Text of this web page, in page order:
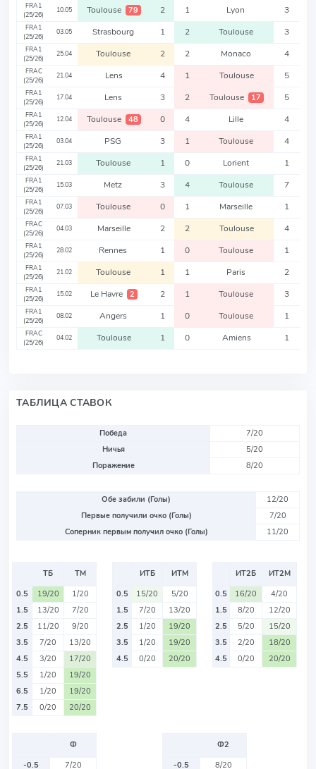
FRA1
(25/26)
10.05 Toulouse 79 2 1 Lyon 3
FRA1
(25/26)
03.05 Strasbourg 1 2 Toulouse 3
FRA1
(25/26)
25.04 Toulouse 2 2 Monaco 4
FRAC
(25/26)
21.04 Lens 4 1 Toulouse 5
FRA1
(25/26)
17.04 Lens 3 2 Toulouse 17 5
FRA1
(25/26)
12.04 Toulouse 48 0 4 Lille 4
FRA1
(25/26)
03.04 PSG 3 1 Toulouse 4
FRA1
(25/26)
21.03 Toulouse 1 0 Lorient 1
FRA1
(25/26)
15.03 Metz 3 4 Toulouse 7
FRA1
(25/26)
07.03 Toulouse 0 1 Marseille 1
FRAC
(25/26)
04.03 Marseille 2 2 Toulouse 4
FRA1
(25/26)
28.02 Rennes 1 0 Toulouse 1
FRA1
(25/26)
21.02 Toulouse 1 1 Paris 2
FRA1
(25/26)
15.02 Le Havre 2 2 1 Toulouse 3
FRA1
(25/26)
08.02 Angers 1 0 Toulouse 1
FRAC
(25/26)
04.02 Toulouse 1 0 Amiens 1
ТАБЛИЦА СТАВОК
Победа
7/20
Ничья
5/20
Поражение
8/20
Обе забили (Голы)
12/20
Первые получили очко (Голы)
7/20
Соперник первым получил очко (Голы)
11/20
ТБ
ТМ
0.5
19/20
1/20
1.5
13/20
7/20
2.5
11/20
9/20
3.5
7/20
13/20
4.5
3/20
17/20
5.5
1/20
19/20
6.5
1/20
19/20
7.5
0/20 20/20
ИТБ
ИТМ
0.5
15/20
5/20
1.5
7/20
13/20
2.5
1/20
19/20
3.5
1/20
19/20
4.5
0/20 20/20
ИТ2Б
ИТ2М
0.5
16/20
4/20
1.5
8/20
12/20
2.5
5/20
15/20
3.5
2/20
18/20
4.5
0/20 20/20
Ф
-0.5
7/20
Ф2
-0.5
8/20